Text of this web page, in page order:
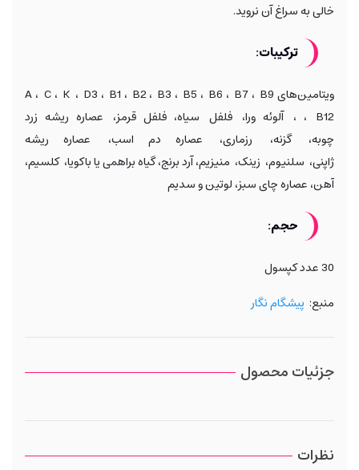
خالی به سراغ آن نروید.
ترکیبات:
ویتامین‌های A ، C ، K ، D3 ، B1 ، B2 ، B3 ، B5 ، B6 ، B7 ، B9
، B12 ، آلوئه ورا، فلفل سیاه، فلفل قرمز، عصاره ریشه زرد
چوبه، گزنه، رزماری، عصاره دم اسب، عصاره ریشه
ژاپنی، سلنیوم، زینک، منیزیم، آرد برنج، گیاه براهمی یا باکویا، کلسیم،
آهن، عصاره چای سبز، لوتین و سدیم
حجم:
30 عدد کپسول
منبع: پیشگام نگار
جزئیات محصول
نظرات